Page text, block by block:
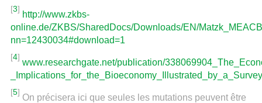
[3]
http://www.zkbs-
online.de/ZKBS/SharedDocs/Downloads/EN/
nn=12430034#download=1
[4]
www.researchgate.net/publication/
[5]
On précisera ici que seules les mutations peuvent être